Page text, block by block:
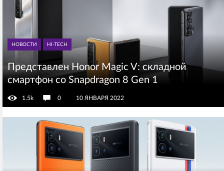
НОВОСТИ HI-TECH
Представлен Honor Magic V: складной
смартфон со Snapdragon 8 Gen 1
1.5k 0 10 ЯНВАРЯ 2022